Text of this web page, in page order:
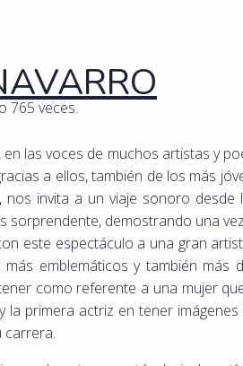
765 veces.
en las voces de muchos artistas y
a ellos, también de los más
nos invita a un viaje sonoro
sorprendente, demostrando una
este espectáculo a una gran
emblemáticos y también más
como referente a una mujer
la primera actriz en tener
carrera.